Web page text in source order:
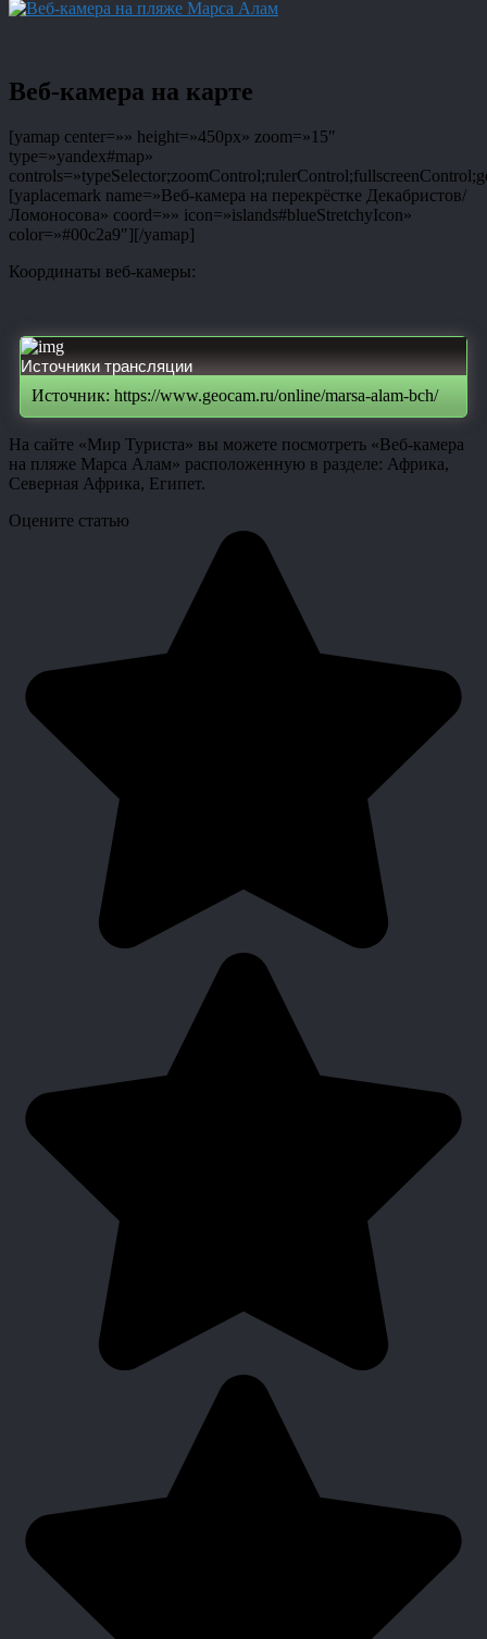
Веб-камера на карте
[yamap center=»» height=»450px» zoom=»15″
type=»yandex#map»
[yaplacemark name=»Веб-камера на перекрёстке Декабристов/
Ломоносова» coord=»» icon=»islands#blueStretchyIcon»
color=»#00c2a9″][/yamap]
Координаты веб-камеры:
Источники трансляции
Источник: https://www.geocam.ru/online/marsa-alam-bch/
На сайте «Мир Туриста» вы можете посмотреть «Веб-камера
на пляже Марса Алам» расположенную в разделе: Африка,
Северная Африка, Египет.
Оцените статью